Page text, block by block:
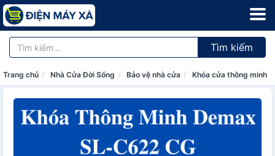
Tìm kiếm
Trang chủ Nhà Cửa Đời Sống Bảo vệ nhà cửa Khóa cửa thông minh